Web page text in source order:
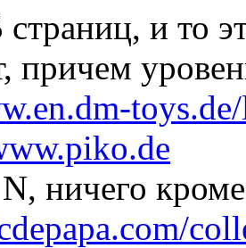
страниц, и то
причем
ничего